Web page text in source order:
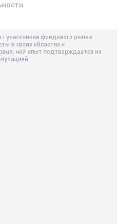
участников фондового рынка
в своих областях и
чей опыт подтверждается их